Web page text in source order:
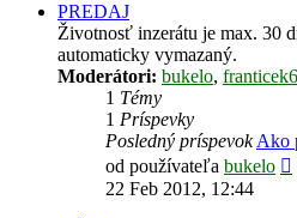
PREDAJ
Životnosť inzerátu je max. 30
automaticky vymazaný.
Moderátori: bukelo, franticek6
1 Témy
1 Príspevky
Posledný príspevokAko
od používateľa bukelo
22 Feb 2012, 12:44